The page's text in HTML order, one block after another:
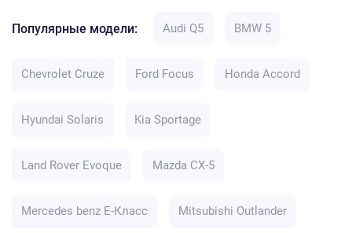
Популярные модели: Audi Q5 BMW 5
Chevrolet Cruze Ford Focus Honda Accord
Hyundai Solaris Kia Sportage
Land Rover Evoque Mazda CX-5
Mercedes benz E-Класс Mitsubishi Outlander